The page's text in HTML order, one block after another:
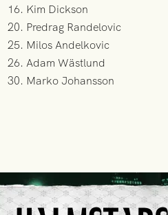
16. Kim Dickson
20. Predrag Randelovic
25. Milos Andelkovic
26. Adam Wästlund
30. Marko Johansson